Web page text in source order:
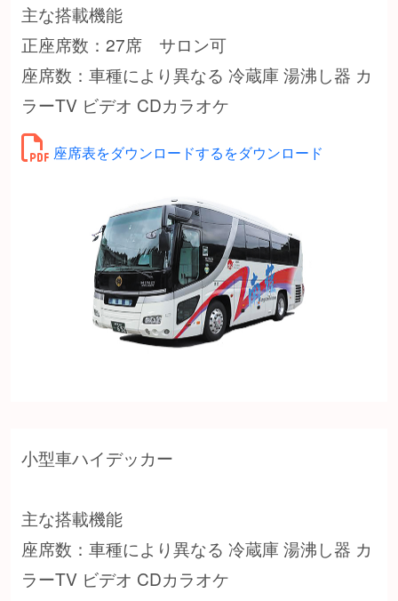
主な搭載機能
正座席数：27席 サロン可
座席数：車種により異なる 冷蔵庫 湯沸し器 カ
ラーTV ビデオ CDカラオケ
座席表をダウンロードするをダウンロード
小型車ハイデッカー
主な搭載機能
座席数：車種により異なる 冷蔵庫 湯沸し器 カ
ラーTV ビデオ CDカラオケ